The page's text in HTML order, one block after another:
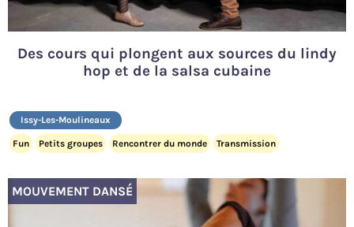
Des cours qui plongent aux sources du lindy
hop et de la salsa cubaine
Issy-Les-Moulineaux
Fun Petits groupes Rencontrer du monde Transmission
MOUVEMENT DANSÉ